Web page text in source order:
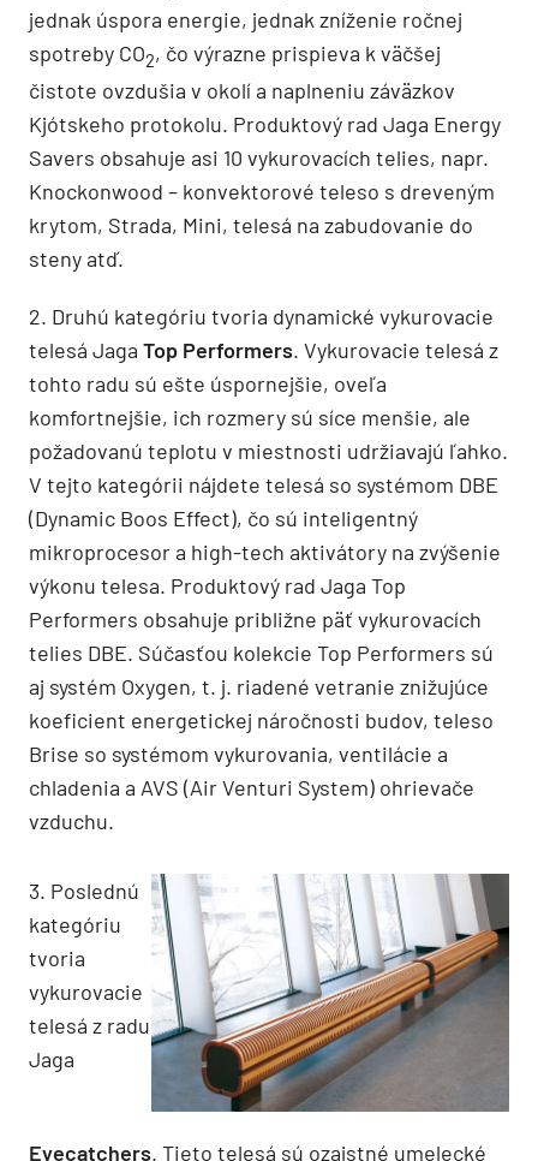
jednak úspora energie, jednak zníženie ročnej
spotreby CO2, čo výrazne prispieva k väčšej
čistote ovzdušia v okolí a naplneniu záväzkov
Kjótskeho protokolu. Produktový rad Jaga Energy
Savers obsahuje asi 10 vykurovacích telies, napr.
Knockonwood – konvektorové teleso s dreveným
krytom, Strada, Mini, telesá na zabudovanie do
steny atď.
2. Druhú kategóriu tvoria dynamické vykurovacie
telesá Jaga Top Performers. Vykurovacie telesá z
tohto radu sú ešte úspornejšie, oveľa
komfortnejšie, ich rozmery sú síce menšie, ale
požadovanú teplotu v miestnosti udržiavajú ľahko.
V tejto kategórii nájdete telesá so systémom DBE
(Dynamic Boos Effect), čo sú inteligentný
mikroprocesor a high-tech aktivátory na zvýšenie
výkonu telesa. Produktový rad Jaga Top
Performers obsahuje približne päť vykurovacích
telies DBE. Súčasťou kolekcie Top Performers sú
aj systém Oxygen, t. j. riadené vetranie znižujúce
koeficient energetickej náročnosti budov, teleso
Brise so systémom vykurovania, ventilácie a
chladenia a AVS (Air Venturi System) ohrievače
vzduchu.
3. Poslednú
kategóriu
tvoria
vykurovacie
telesá z radu
Jaga
Eyecatchers. Tieto telesá sú ozajstné umelecké